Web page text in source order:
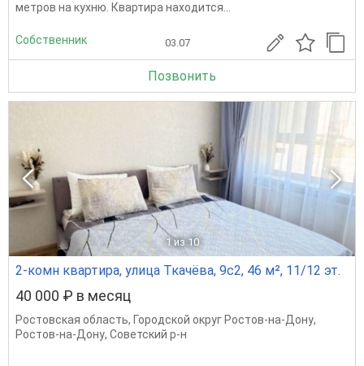
метров на кухню. Квартира находится...
Собственник 03.07
Позвонить
1 из 10
2-комн квартира, улица Ткачёва, 9с2, 46 м², 11/12 эт.
40 000 ₽ в месяц
Ростовская область, Городской округ Ростов-на-Дону,
Ростов-на-Дону, Советский р-н